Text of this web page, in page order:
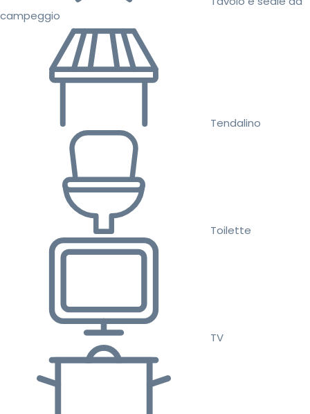
campeggio
Tendalino
Toilette
TV